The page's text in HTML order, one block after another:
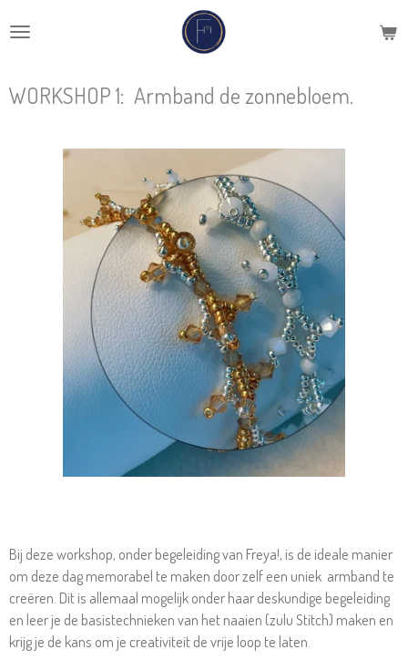
direct
de
hoofdinhoud
WORKSHOP 1: Armband de zonnebloem.
Bij deze workshop, onder begeleiding van Freya!, is de ideale manier
om deze dag memorabel te maken door zelf een uniek armband te
creëren. Dit is allemaal mogelijk onder haar deskundige begeleiding
en leer je de basistechnieken van het naaien (zulu Stitch) maken en
krijg je de kans om je creativiteit de vrije loop te laten.